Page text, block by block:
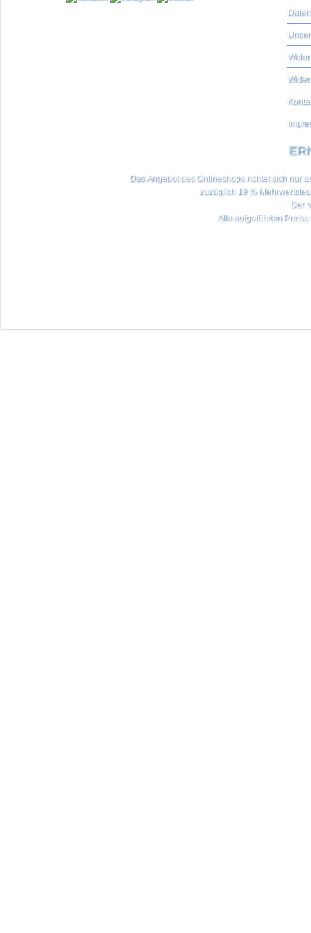
Das Angebot des Onlineshops richtet sich nur
zuzüglich 19 %
Der
Alle aufgeführten